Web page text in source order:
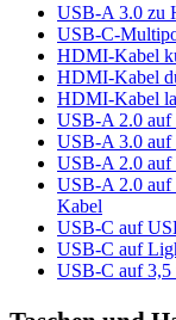
USB-A 3.0 zu
USB-C-
HDMI-Kabel
HDMI-Kabel
HDMI-Kabel
USB-A 2.0
USB-A 3.0
USB-A 2.0
USB-A 2.0
Kabel
USB-C auf
USB-C auf
USB-C auf